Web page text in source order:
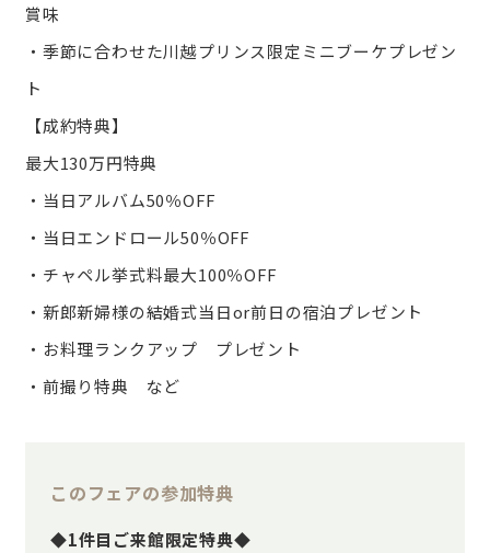
賞味
・季節に合わせた川越プリンス限定ミニブーケプレゼン
ト
【成約特典】
最大130万円特典
・当日アルバム50％OFF
・当日エンドロール50％OFF
・チャペル挙式料最大100％OFF
・新郎新婦様の結婚式当日or前日の宿泊プレゼント
・お料理ランクアップ プレゼント
・前撮り特典 など
このフェアの参加特典
◆1件目ご来館限定特典◆